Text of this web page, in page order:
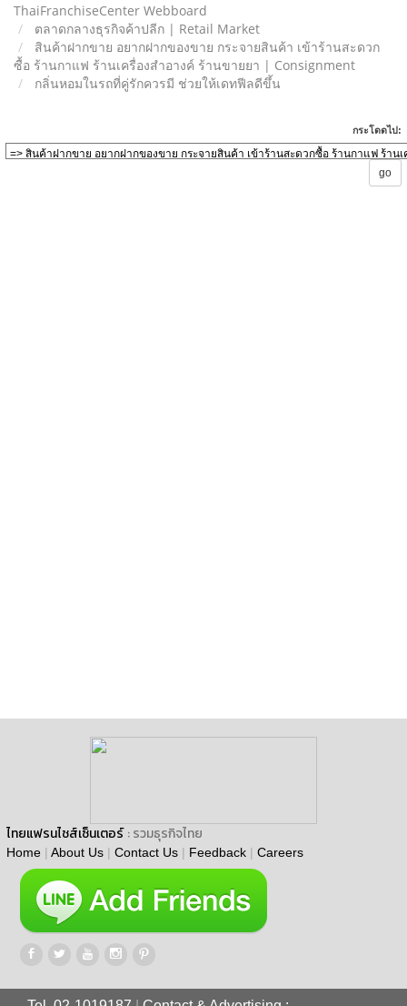
ThaiFranchiseCenter Webboard
ตลาดกลางธุรกิจค้าปลีก | Retail Market
สินค้าฝากขาย อยากฝากของขาย กระจายสินค้า เข้าร้านสะดวก
ซื้อ ร้านกาแฟ ร้านเครื่องสำอางค์ ร้านขายยา | Consignment
กลิ่นหอมในรถที่คู่รักควรมี ช่วยให้เดทฟีลดีขึ้น
กระโดดไป:
ไทยแฟรนไชส์เซ็นเตอร์ : รวมธุรกิจไทย
Home | About Us | Contact Us | Feedback | Careers